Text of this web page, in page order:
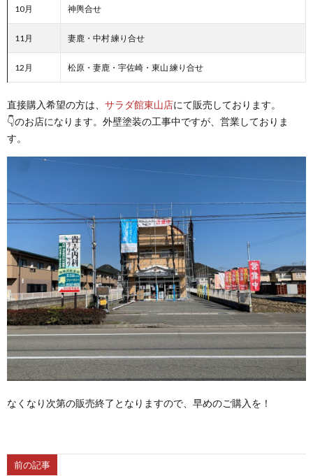
10月 神輿合せ
11月 妻鹿・中村 練り合せ
12月 松原・妻鹿・宇佐崎・東山 練り合せ
直接購入希望の方は、 サラダ館東山店にて販売しております。
👇のお店になります。外壁塗装の工事中ですが、営業しておりま
す。
なくなり次第の販売終了となりますので、早めのご購入を！
前の記事